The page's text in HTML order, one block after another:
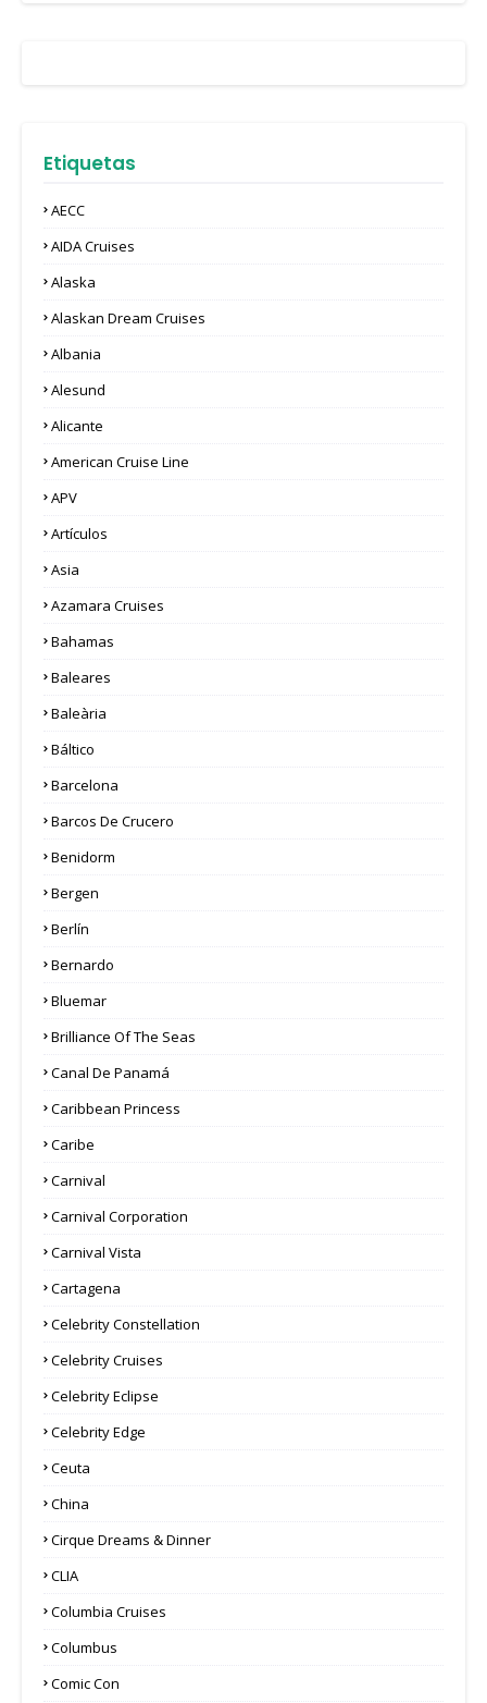
Etiquetas
AECC
AIDA Cruises
Alaska
Alaskan Dream Cruises
Albania
Alesund
Alicante
American Cruise Line
APV
Artículos
Asia
Azamara Cruises
Bahamas
Baleares
Baleària
Báltico
Barcelona
Barcos De Crucero
Benidorm
Bergen
Berlín
Bernardo
Bluemar
Brilliance Of The Seas
Canal De Panamá
Caribbean Princess
Caribe
Carnival
Carnival Corporation
Carnival Vista
Cartagena
Celebrity Constellation
Celebrity Cruises
Celebrity Eclipse
Celebrity Edge
Ceuta
China
Cirque Dreams & Dinner
CLIA
Columbia Cruises
Columbus
Comic Con